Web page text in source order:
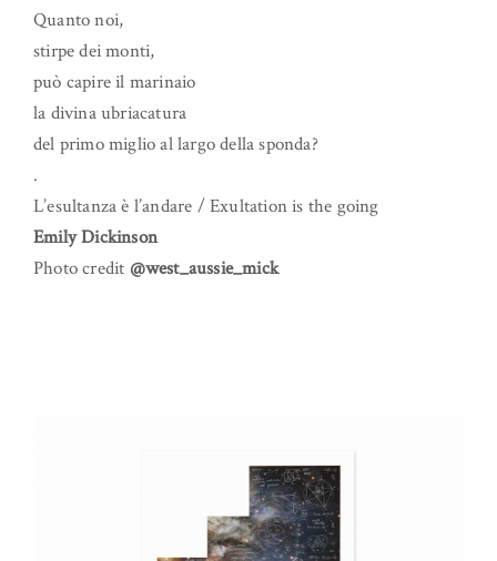
Quanto noi,
stirpe dei monti,
può capire il marinaio
la divina ubriacatura
del primo miglio al largo della sponda?
.
L’esultanza è l’andare / Exultation is the going
Emily Dickinson
Photo credit @west_aussie_mick